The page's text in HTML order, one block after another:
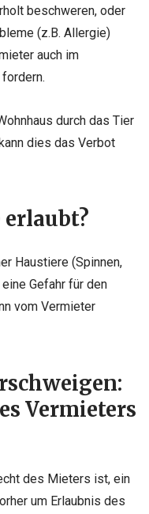
beschweren, oder
(z.B. Allergie)
auch im
durch das Tier
dies das Verbot
Haustiere (Spinnen,
Gefahr für den
vom Vermieter
Vermieters
des Mieters ist, ein
um Erlaubnis des